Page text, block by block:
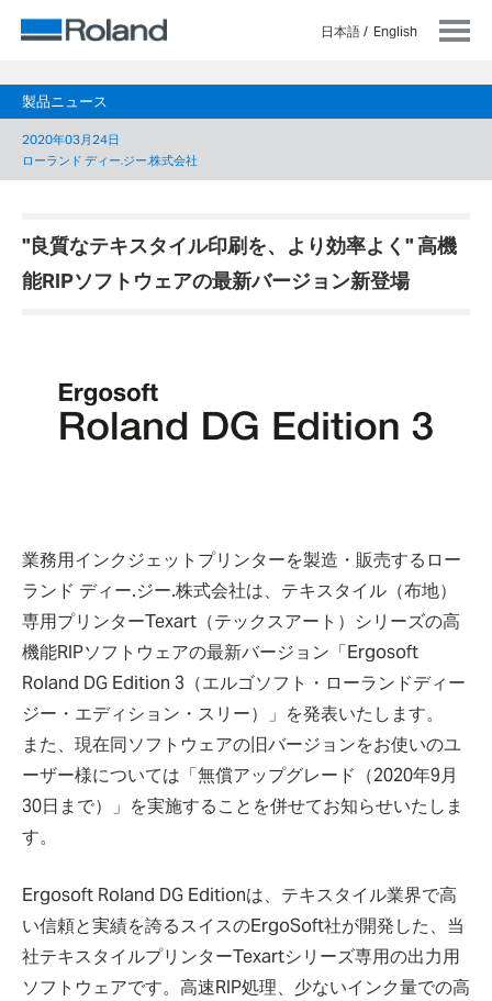
日本語 English
製品ニュース
2020年03月24日
ローランド ディー.ジー.株式会社
"良質なテキスタイル印刷を、より効率よく" 高機
能RIPソフトウェアの最新バージョン新登場
業務用インクジェットプリンターを製造・販売するロー
ランド ディー.ジー.株式会社は、テキスタイル（布地）
専用プリンターTexart（テックスアート）シリーズの高
機能RIPソフトウェアの最新バージョン「Ergosoft
Roland DG Edition 3（エルゴソフト・ローランドディー
ジー・エディション・スリー）」を発表いたします。
また、現在同ソフトウェアの旧バージョンをお使いのユ
ーザー様については「無償アップグレード（2020年9月
30日まで）」を実施することを併せてお知らせいたしま
す。
Ergosoft Roland DG Editionは、テキスタイル業界で高
い信頼と実績を誇るスイスのErgoSoft社が開発した、当
社テキスタイルプリンターTexartシリーズ専用の出力用
ソフトウェアです。高速RIP処理、少ないインク量での高